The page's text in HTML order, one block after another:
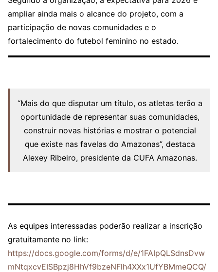
ampliar ainda mais o alcance do projeto, com a
participação de novas comunidades e o
fortalecimento do futebol feminino no estado.
“Mais do que disputar um título, os atletas terão a
oportunidade de representar suas comunidades,
construir novas histórias e mostrar o potencial
que existe nas favelas do Amazonas”, destaca
Alexey Ribeiro, presidente da CUFA Amazonas.
As equipes interessadas poderão realizar a inscrição
gratuitamente no link:
https://docs.google.com/forms/d/e/1FAIpQLSdnsDvw
mNtqxcvEISBpzj8HhVf9bzeNFlh4XXx1UfYBMmeQCQ/